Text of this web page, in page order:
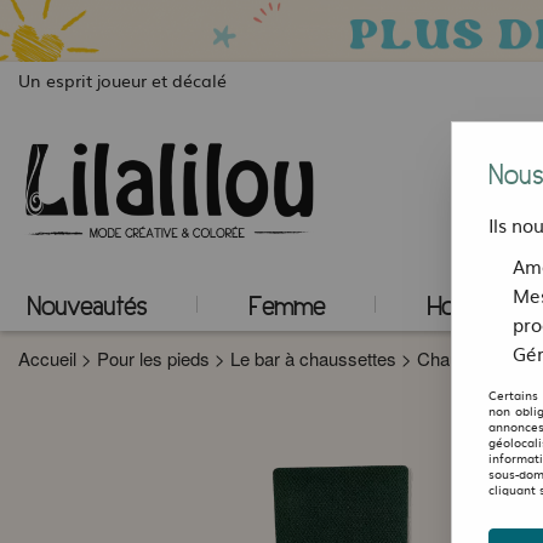
Un esprit joueur et décalé
Nouveautés Femme Homme
Accueil > Pour les pieds > Le bar à chaussettes > Chaussettes
Ils
Certains
non
sous-
cliquant